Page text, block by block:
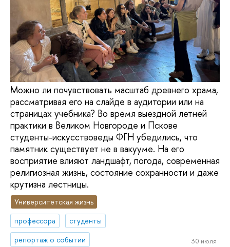
Можно ли почувствовать масштаб древнего храма,
рассматривая его на слайде в аудитории или на
страницах учебника? Во время выездной летней
практики в Великом Новгороде и Пскове
студенты-искусствоведы ФГН убедились, что
памятник существует не в вакууме. На его
восприятие влияют ландшафт, погода, современная
религиозная жизнь, состояние сохранности и даже
крутизна лестницы.
Университетская жизнь
профессора
студенты
репортаж о событии
30 июля